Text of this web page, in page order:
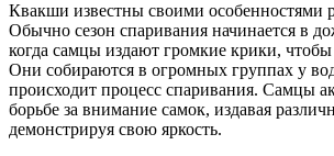
Квакши известны своими особенностями
Обычно сезон спаривания начинается в
когда самцы издают громкие крики,
Они собираются в огромных группах у
происходит процесс спаривания. Самцы
борьбе за внимание самок, издавая
демонстрируя свою яркость.